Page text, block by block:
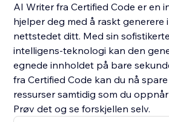
AI Writer fra Certified Code er en
hjelper deg med å raskt generere
nettstedet ditt. Med sin
intelligens-teknologi kan den
egnede innholdet på bare
fra Certified Code kan du nå
ressurser samtidig som du
Prøv det og se forskjellen selv.